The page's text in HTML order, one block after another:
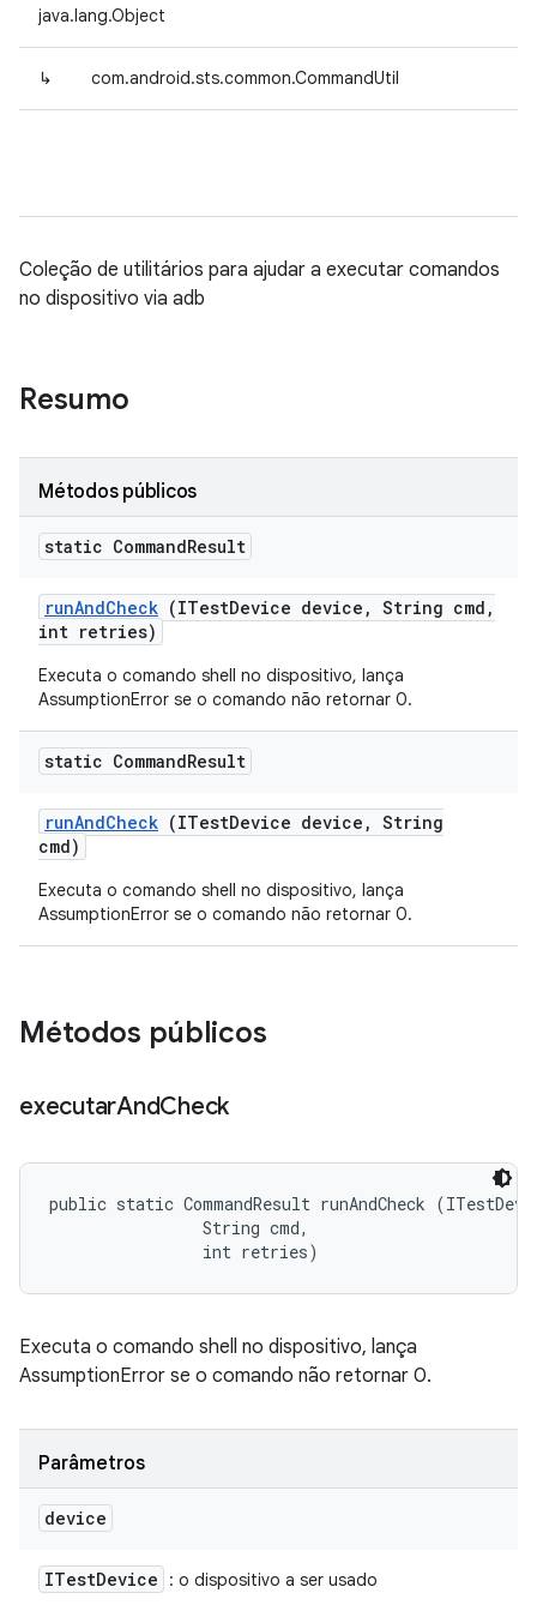
java.lang.Object
↳ com.android.sts.common.CommandUtil
Coleção de utilitários para ajudar a executar comandos
no dispositivo via adb
Resumo
Métodos públicos
static CommandResult
runAndCheck (ITestDevice device , String cmd ,
int retries)
Executa o comando shell no dispositivo, lança
AssumptionError se o comando não retornar 0.
static CommandResult
runAndCheck (ITestDevice device , String
cmd)
Executa o comando shell no dispositivo, lança
AssumptionError se o comando não retornar 0.
Métodos públicos
executarAndCheck
public static CommandResult runAndCheck
                String cmd,
                int retries)
Executa o comando shell no dispositivo, lança
AssumptionError se o comando não retornar 0.
Parâmetros
device
ITestDevice : o dispositivo a ser usado